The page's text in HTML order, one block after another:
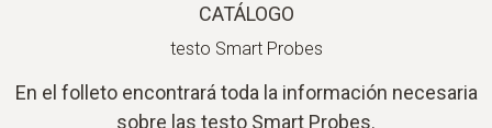
CATÁLOGO
testo Smart Probes
En el folleto encontrará toda la información necesaria
sobre las testo Smart Probes.